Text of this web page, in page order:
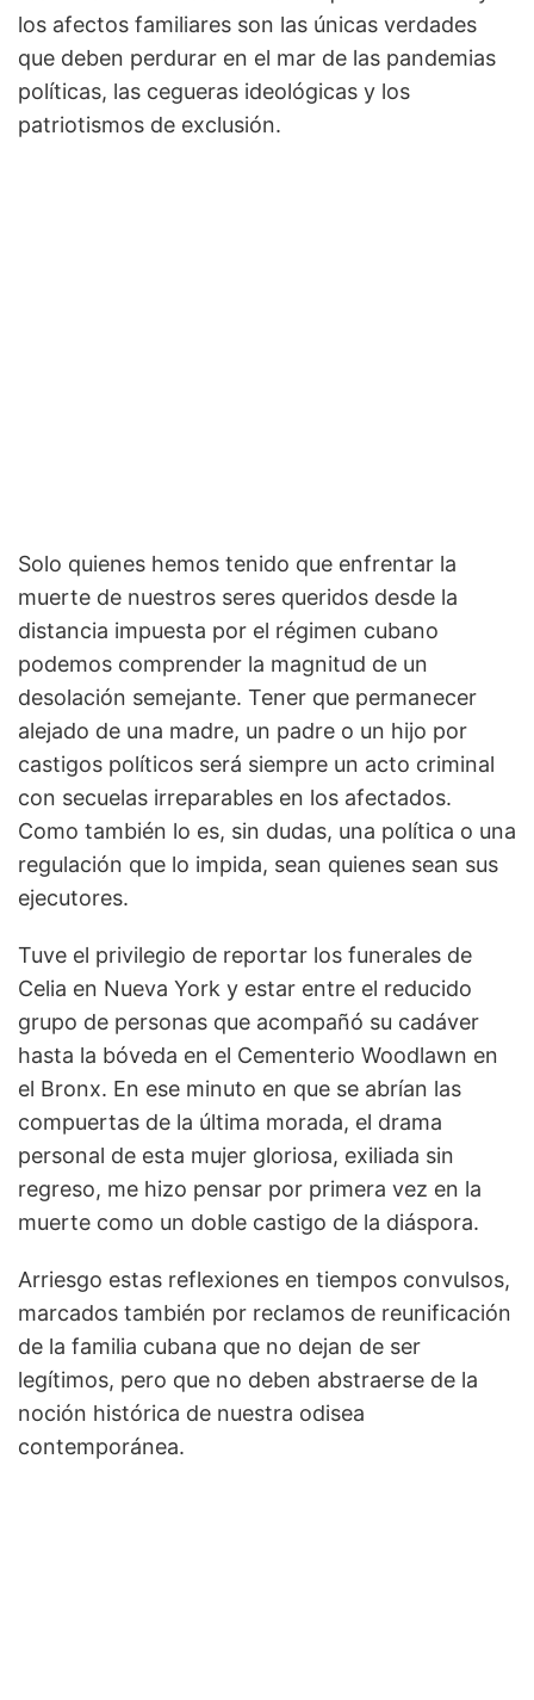
los afectos familiares son las únicas verdades
que deben perdurar en el mar de las pandemias
políticas, las cegueras ideológicas y los
patriotismos de exclusión.
Solo quienes hemos tenido que enfrentar la
muerte de nuestros seres queridos desde la
distancia impuesta por el régimen cubano
podemos comprender la magnitud de un
desolación semejante. Tener que permanecer
alejado de una madre, un padre o un hijo por
castigos políticos será siempre un acto criminal
con secuelas irreparables en los afectados.
Como también lo es, sin dudas, una política o una
regulación que lo impida, sean quienes sean sus
ejecutores.
Tuve el privilegio de reportar los funerales de
Celia en Nueva York y estar entre el reducido
grupo de personas que acompañó su cadáver
hasta la bóveda en el Cementerio Woodlawn en
el Bronx. En ese minuto en que se abrían las
compuertas de la última morada, el drama
personal de esta mujer gloriosa, exiliada sin
regreso, me hizo pensar por primera vez en la
muerte como un doble castigo de la diáspora.
Arriesgo estas reflexiones en tiempos convulsos,
marcados también por reclamos de reunificación
de la familia cubana que no dejan de ser
legítimos, pero que no deben abstraerse de la
noción histórica de nuestra odisea
contemporánea.